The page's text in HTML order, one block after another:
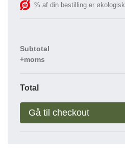
% af din bestilling er økologisk
Subtotal
+moms
Total
Gå til checkout